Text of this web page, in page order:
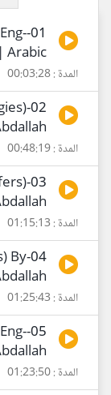
Arabic
المدة : 00:03:28
المدة : 00:48:19
المدة : 01:15:13
By
المدة : 01:25:43
المدة : 01:23:50